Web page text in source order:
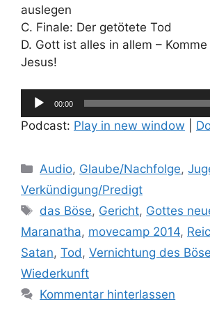
auslegen
C. Finale: Der getötete Tod
D. Gott ist alles in allem –
Jesus!
Audio-
Player
00:00
Podcast: Play in new window
Kategorien
Audio, Glaube/Nachfolge,
Verkündigung/Predigt
Schlagwörter
das Böse, Gericht, Gottes
Maranatha, movecamp 2014,
Satan, Tod , Vernichtung des
Wiederkunft
Kommentar hinterlassen